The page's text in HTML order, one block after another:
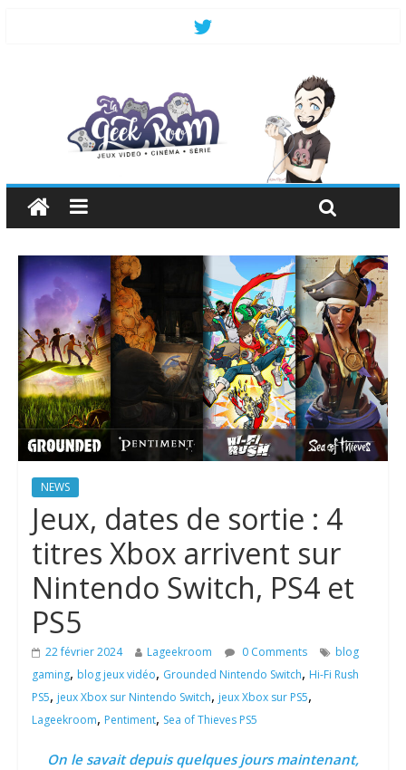
NEWS
Jeux, dates de sortie : 4
titres Xbox arrivent sur
Nintendo Switch, PS4 et
PS5
22 février 2024 Lageekroom 0 Comments
blog
gaming, blog jeux vidéo, Grounded Nintendo Switch, Hi-Fi Rush
PS5, jeux Xbox sur Nintendo Switch, jeux Xbox sur PS5,
Lageekroom, Pentiment, Sea of Thieves PS5
On le savait depuis quelques jours maintenant,